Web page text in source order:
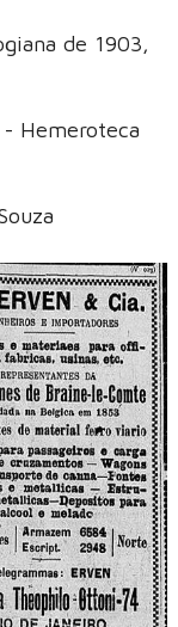
de 1903,
Hemeroteca